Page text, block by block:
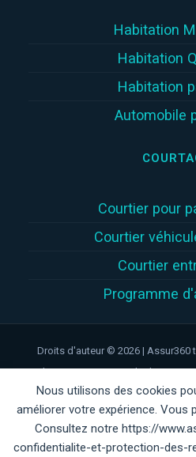
Nous utilisons des cookies
améliorer votre expérience. Vous
Consultez notre https://
confidentialite-et-protection-des-
Habitation
Habitation
Habitation
Automobile
Courtier pour
Courtier
Courtier
Programme
Droits d'auteur © 2026 | Assur360
cabinet en assurance de
des marchés financiers(AMF )
AMF : 3003429353 | Assur360®
Canada. Tous